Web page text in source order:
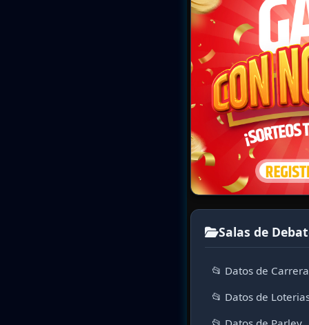
Salas de
📂 Datos de
📂 Datos de